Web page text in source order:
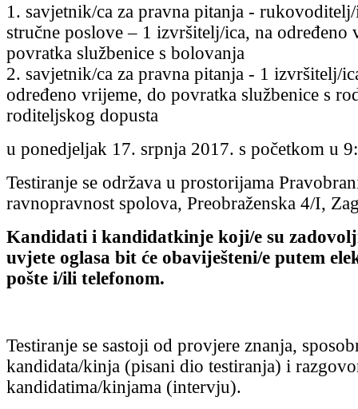
1. savjetnik/ca za pravna pitanja - rukovoditelj/
stručne poslove – 1 izvršitelj/ica, na određeno
povratka službenice s bolovanja
2. savjetnik/ca za pravna pitanja - 1 izvršitelj/
određeno vrijeme, do povratka službenice s
roditeljskog dopusta
u ponedjeljak 17. srpnja 2017. s početkom u
Testiranje se održava u prostorijama
ravnopravnost spolova, Preobraženska 4/I,
Kandidati i kandidatkinje koji/e su
uvjete oglasa bit će obaviješteni/e putem
pošte i/ili telefonom.
Testiranje se sastoji od provjere znanja,
kandidata/kinja (pisani dio testiranja) i
kandidatima/kinjama (intervju).